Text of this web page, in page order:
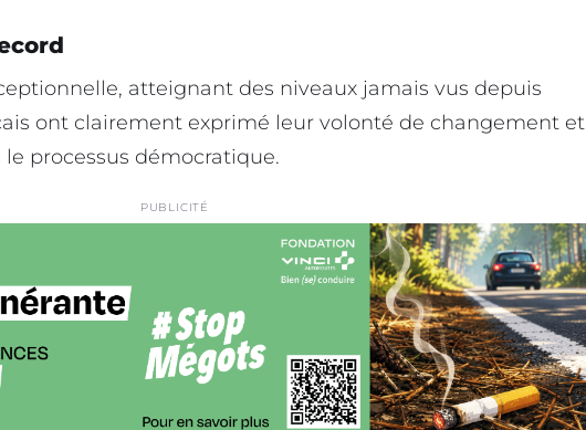
atteignant des niveaux jamais vus depuis
ont clairement exprimé leur volonté de changement et
processus démocratique.
PUBLICITÉ